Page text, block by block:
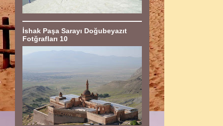
İshak Paşa Sarayı Doğubeyazıt
Fotğrafları 10